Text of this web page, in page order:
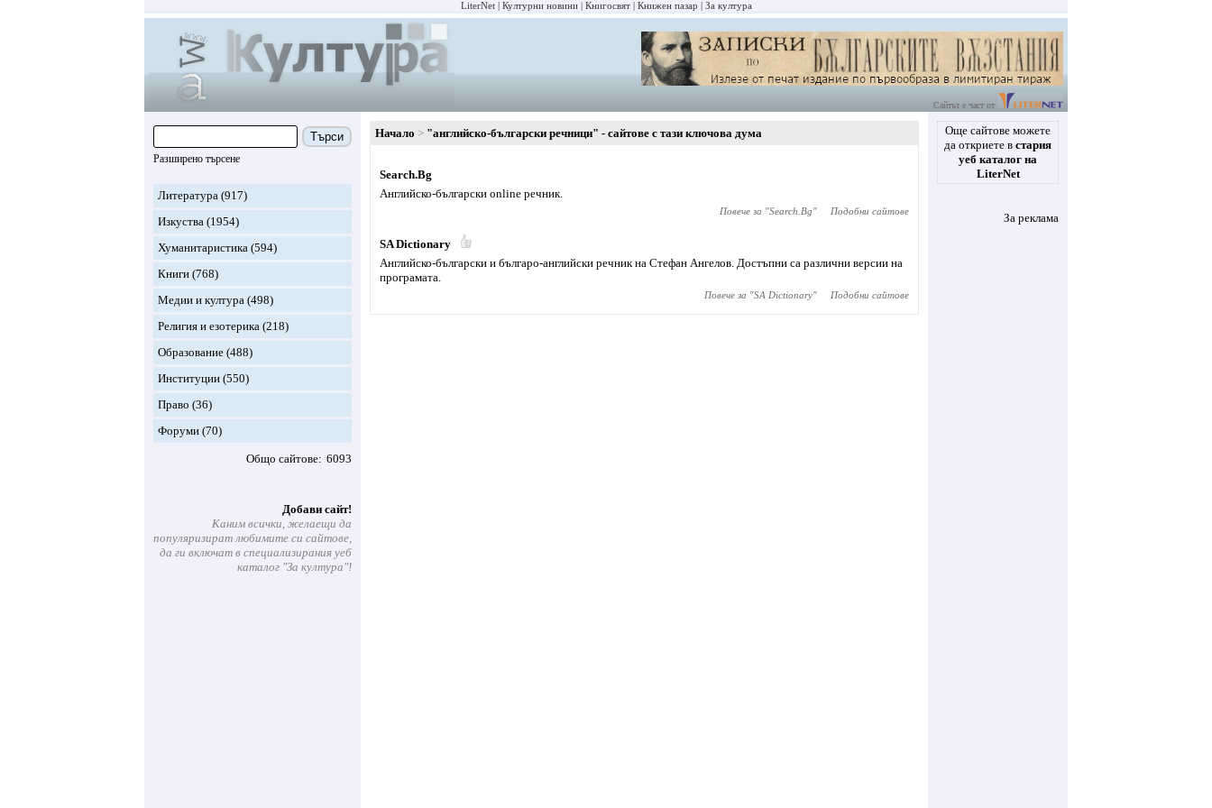
LiterNet Културни новини Книгосвят Книжен пазар За култура
Сайтът е част от
Търси
Разширено търсене
Литература (917)
Изкуства (1954)
Хуманитаристика (594)
Книги (768)
Медии и култура (498)
Религия и езотерика (218)
Образование (488)
Институции (550)
Право (36)
Форуми (70)
Общо сайтове 6093
Добави сайт!
Каним всички, желаещи да
популяризират любимите си сайтове,
да ги включат в специализирания уеб
каталог "За култура"!
Начало "английско-български речници" - сайтове с тази ключова дума
Search.Bg
Английско-български online речник.
Повече за "Search.Bg" Подобни сайтове
SA Dictionary
Английско-български и българо-английски речник на Стефан Ангелов. Достъпни са различни версии на
програмата.
Повече за "SA Dictionary" Подобни сайтове
Още сайтове можете
да откриете в стария
уеб каталог на
LiterNet
За реклама